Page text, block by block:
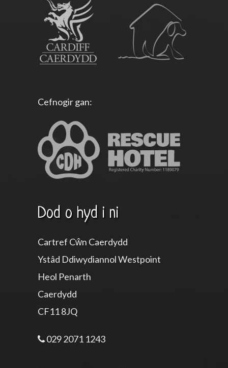
Cefnogir gan:
Dod o hyd i ni
Cartref Cŵn Caerdydd
Ystâd Ddiwydiannol Westpoint
Heol Penarth
Caerdydd
CF11 8JQ
029 2071 1243